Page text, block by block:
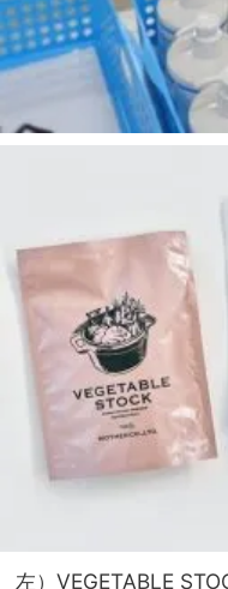
左）VEGETABLE